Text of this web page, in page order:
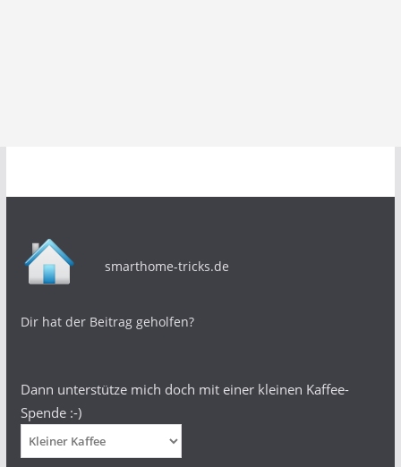
smarthome-tricks.de
Dir hat der Beitrag geholfen?
Dann unterstütze mich doch mit einer kleinen Kaffee-
Spende :-)